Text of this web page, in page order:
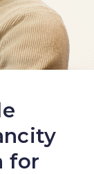
for